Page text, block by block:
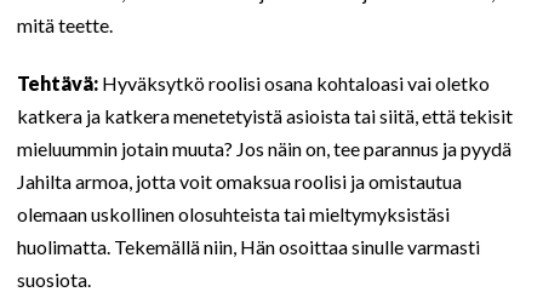
mitä teette.
Tehtävä: Hyväksytkö roolisi osana kohtaloasi vai oletko
katkera ja katkera menetetyistä asioista tai siitä, että tekisit
mieluummin jotain muuta? Jos näin on, tee parannus ja pyydä
Jahilta armoa, jotta voit omaksua roolisi ja omistautua
olemaan uskollinen olosuhteista tai mieltymyksistäsi
huolimatta. Tekemällä niin, Hän osoittaa sinulle varmasti
suosiota.